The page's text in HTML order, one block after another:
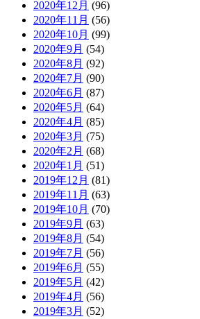
2020年12月 (96)
2020年11月 (56)
2020年10月 (99)
2020年9月 (54)
2020年8月 (92)
2020年7月 (90)
2020年6月 (87)
2020年5月 (64)
2020年4月 (85)
2020年3月 (75)
2020年2月 (68)
2020年1月 (51)
2019年12月 (81)
2019年11月 (63)
2019年10月 (70)
2019年9月 (63)
2019年8月 (54)
2019年7月 (56)
2019年6月 (55)
2019年5月 (42)
2019年4月 (56)
2019年3月 (52)